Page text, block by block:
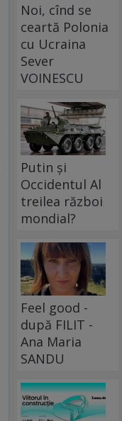
Noi, cînd se
ceartă Polonia
cu Ucraina
Sever
VOINESCU
Putin și
Occidentul Al
treilea război
mondial?
Feel good -
după FILIT -
Ana Maria
SANDU